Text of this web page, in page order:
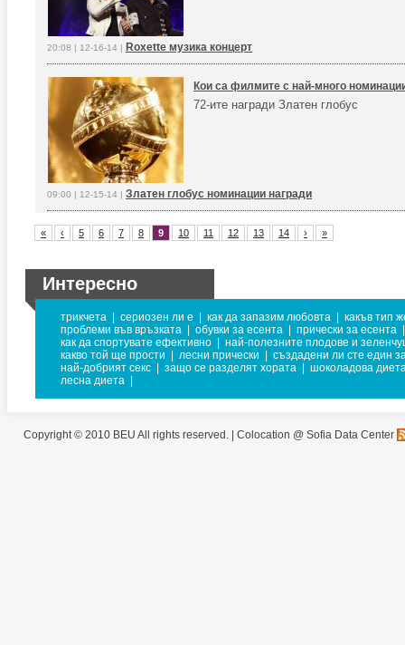
20:08 | 12-16-14 | Roxette музика концерт
Кои са филмите с най-много
72-ите награди Златен глобус
09:00 | 12-15-14 | Златен глобус номинации награди
« ‹ 5 6 7 8 9 10 11 12 13 14 › »
Интересно
трикчета сериозен ли е как да запазим любовта
какъв тип
проблеми във връзката
обувки за есента прически за есента
как да спортувате ефективно
най-полезните плодове и
какво той ще прости
лесни прически
създадени ли сте един
най-добрият секс
защо се разделят хората
шоколадова
лесна диета
Copyright © 2010 BEU All rights reserved. | Colocation @ Sofia Data Center